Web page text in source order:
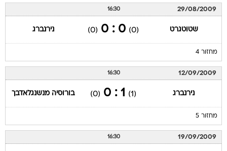
29/08/2009
16:30
שטוטגרט (0)
0 : 0
(0) נירנברג
מחזור 4
12/09/2009
16:30
נירנברג (1)
1 : 0
(0) בורוסיה מנשנגלאדבך
מחזור 5
19/09/2009
16:30